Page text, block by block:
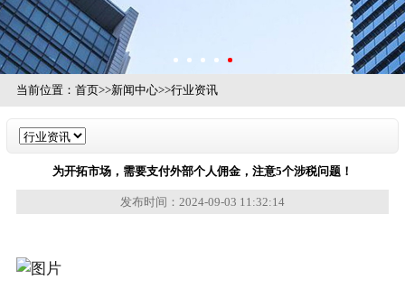
当前位置： 首页>>新闻中心>>行业资讯
为开拓市场，需要支付外部个人佣金，注意5个涉税问题！
发布时间：2024-09-03 11:32:14